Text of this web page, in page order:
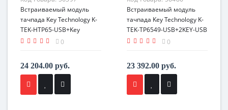
Встраиваемый модуль
тачпада Key Technology K-
TEK-HTP65-USB+Key
board+Key cap0
24 204.00 руб.
Встраиваемый модуль
тачпада Key Technology K-
TEK-TP6549-USB+2KEY-USB
0
23 392.00 руб.